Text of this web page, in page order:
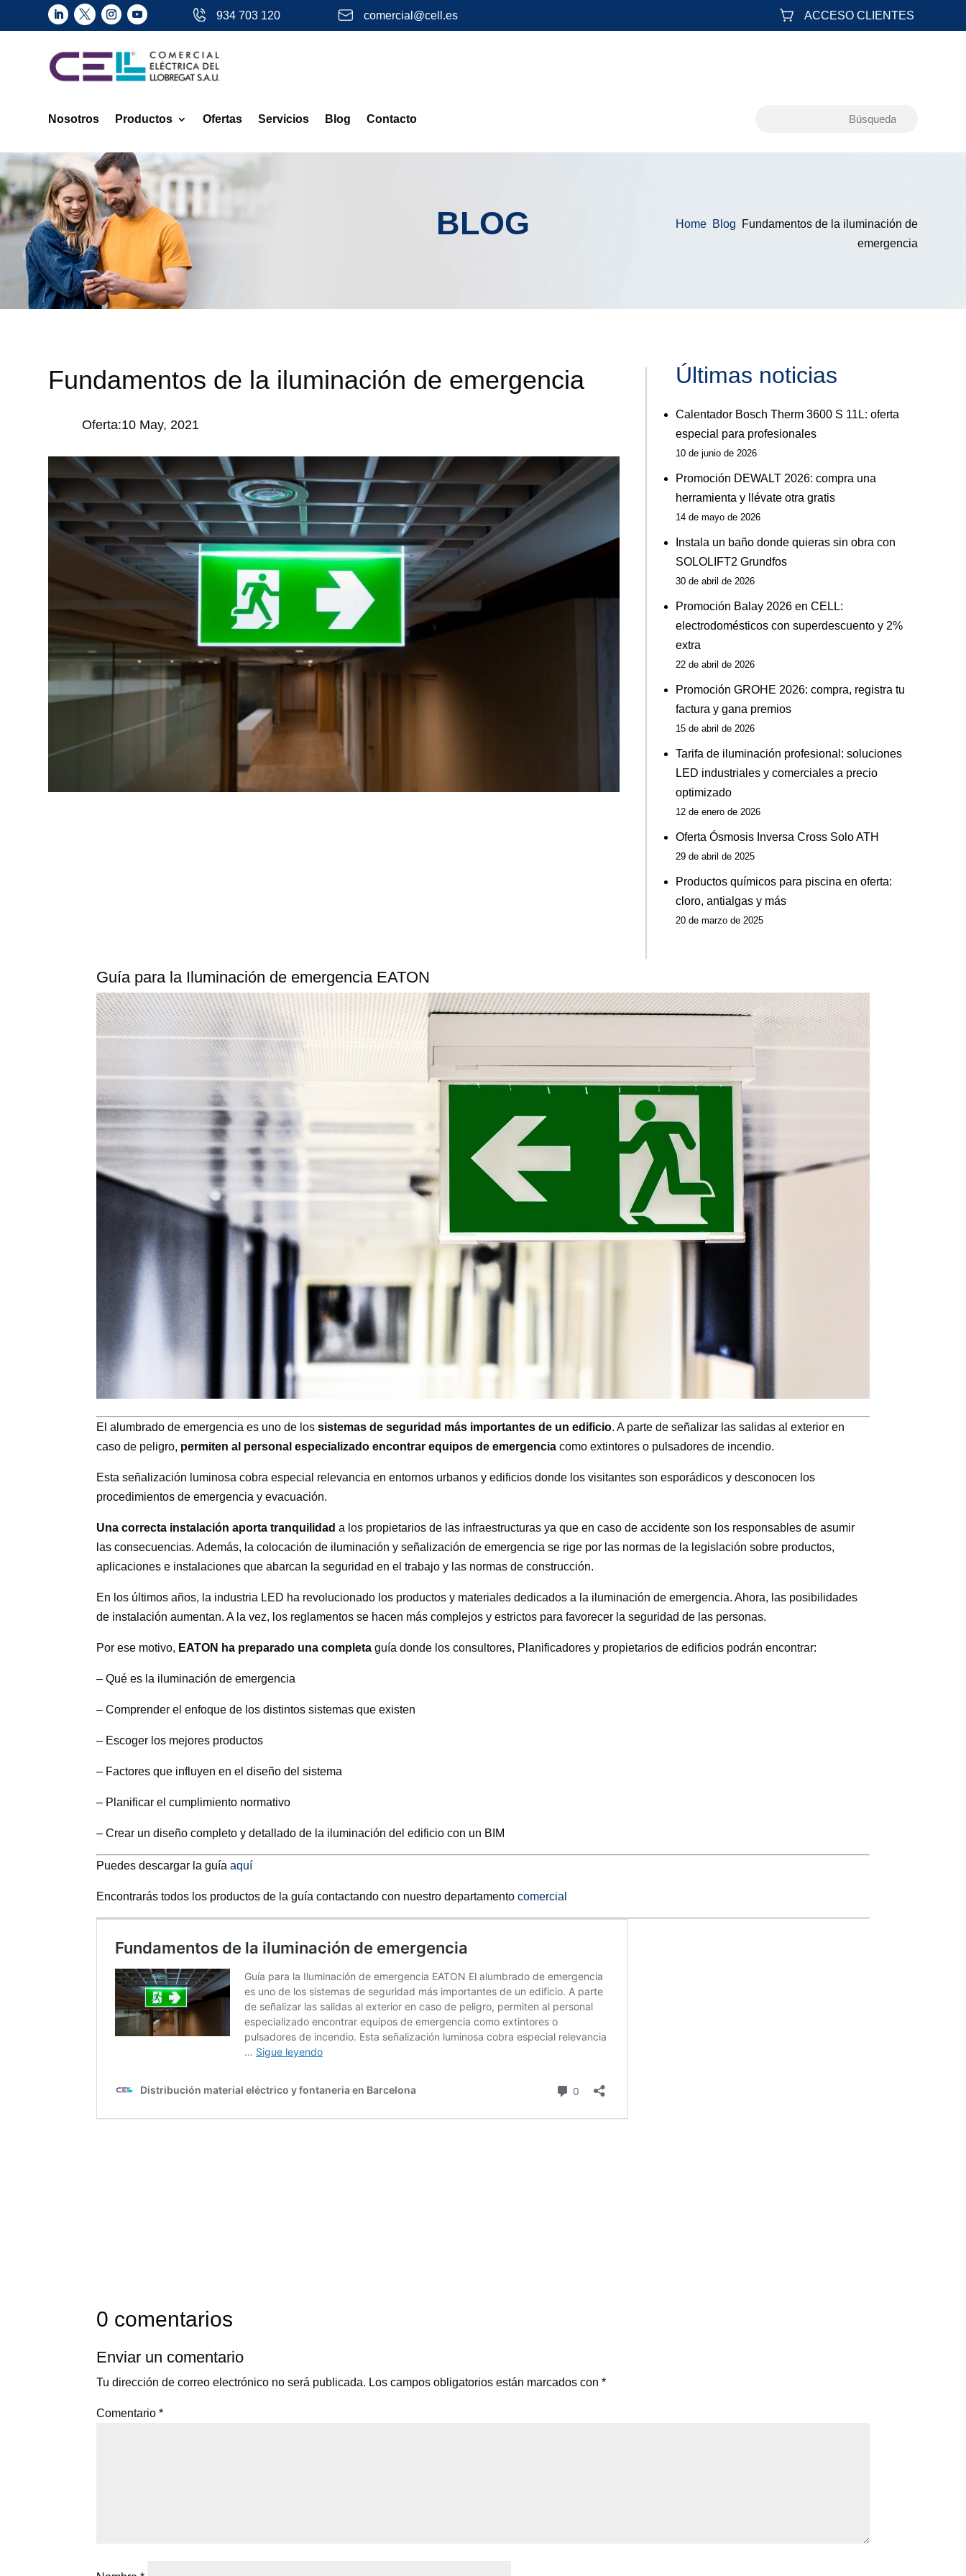
934 703 120 comercial@cell.es ACCESO CLIENTES
Nosotros Productos Ofertas Servicios Blog Contacto
BLOG Home &#x39;
Blog &#x39;
Fundamentos de la iluminación de
emergencia
Fundamentos de la iluminación de emergencia
Oferta:10 May, 2021
Últimas noticias
Calentador Bosch Therm 3600 S 11L: oferta
especial para profesionales
10 de junio de 2026
Promoción DEWALT 2026: compra una
herramienta y llévate otra gratis
14 de mayo de 2026
Instala un baño donde quieras sin obra con
SOLOLIFT2 Grundfos
30 de abril de 2026
Promoción Balay 2026 en CELL:
electrodomésticos con superdescuento y 2%
extra
22 de abril de 2026
Promoción GROHE 2026: compra, registra tu
factura y gana premios
15 de abril de 2026
Tarifa de iluminación profesional: soluciones
LED industriales y comerciales a precio
optimizado
12 de enero de 2026
Oferta Ósmosis Inversa Cross Solo ATH
29 de abril de 2025
Productos químicos para piscina en oferta:
cloro, antialgas y más
20 de marzo de 2025
Guía para la Iluminación de emergencia EATON
El alumbrado de emergencia es uno de lossistemas de seguridad más importantes de un edificio. A parte de señalizar las salidas al exterior en
caso de peligro, permiten al personal especializado encontrar equipos de emergencia como extintores o pulsadores de incendio.
Esta señalización luminosa cobra especial relevancia en entornos urbanos y edificios donde los visitantes son esporádicos y desconocen los
procedimientos de emergencia y evacuación.
Una correcta instalación aporta tranquilidad a los propietarios de las infraestructuras ya que en caso de accidente son los responsables de asumir
las consecuencias. Además, la colocación de iluminación y señalización de emergencia se rige por las normas de la legislación sobre productos,
aplicaciones e instalaciones que abarcan la seguridad en el trabajo y las normas de construcción.
En los últimos años, la industria LED ha revolucionado los productos y materiales dedicados a la iluminación de emergencia. Ahora, las posibilidades
de instalación aumentan. A la vez, los reglamentos se hacen más complejos y estrictos para favorecer la seguridad de las personas.
Por ese motivo, EATON ha preparado una completa guía donde los consultores, Planificadores y propietarios de edificios podrán encontrar:
– Qué es la iluminación de emergencia
– Comprender el enfoque de los distintos sistemas que existen
– Escoger los mejores productos
– Factores que influyen en el diseño del sistema
– Planificar el cumplimiento normativo
– Crear un diseño completo y detallado de la iluminación del edificio con un BIM
Puedes descargar la guíaaquí
Encontrarás todos los productos de la guía contactando con nuestro departamentocomercial
0 comentarios
Enviar un comentario
Tu dirección de correo electrónico no será publicada. Los campos obligatorios están marcados con*
Comentario*